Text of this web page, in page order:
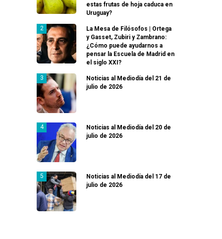
estas frutas de hoja caduca en
Uruguay?
La Mesa de Filósofos | Ortega
y Gasset, Zubiri y Zambrano:
¿Cómo puede ayudarnos a
pensar la Escuela de Madrid en
el siglo XXI?
Noticias al Mediodía del 21 de
julio de 2026
Noticias al Mediodía del 20 de
julio de 2026
Noticias al Mediodía del 17 de
julio de 2026